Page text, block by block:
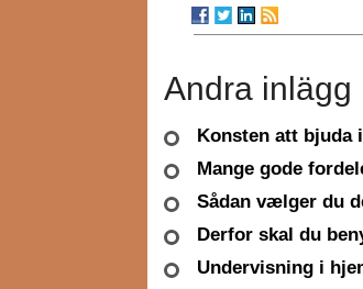
Andra inlägg
Konsten att bjuda
Mange gode
Sådan vælger du
Derfor skal du
Undervisning i